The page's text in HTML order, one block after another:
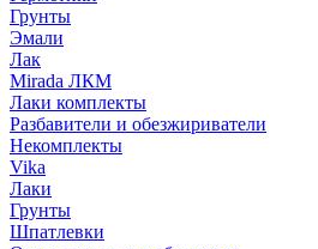
Грунты
Эмали
Лак
Mirada ЛКМ
Лаки комплекты
Разбавители и обезжириватели
Некомплекты
Vika
Лаки
Грунты
Шпатлевки